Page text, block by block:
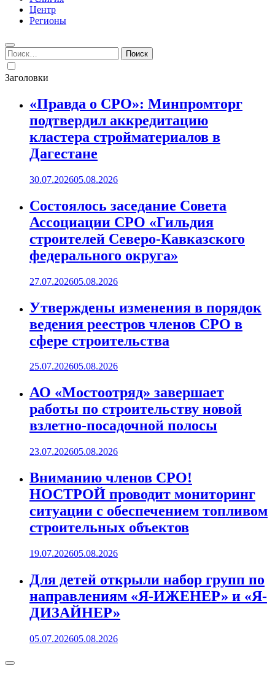
Центр
Регионы
Найти:
Заголовки
«Правда о СРО»: Минпромторг
подтвердил аккредитацию
кластера стройматериалов в
Дагестане
30.07.202605.08.2026
Состоялось заседание Совета
Ассоциации СРО «Гильдия
строителей Северо-Кавказского
федерального округа»
27.07.202605.08.2026
Утверждены изменения в порядок
ведения реестров членов СРО в
сфере строительства
25.07.202605.08.2026
АО «Мостоотряд» завершает
работы по строительству новой
взлетно-посадочной полосы
23.07.202605.08.2026
Вниманию членов СРО!
НОСТРОЙ проводит мониторинг
ситуации с обеспечением топливом
строительных объектов
19.07.202605.08.2026
Для детей открыли набор групп по
направлениям «Я-ИЖЕНЕР» и «Я-
ДИЗАЙНЕР»
05.07.202605.08.2026